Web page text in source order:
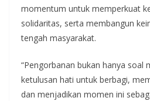
momentum untuk memperkuat
solidaritas, serta membangun
tengah masyarakat.
“Pengorbanan bukan hanya soal
ketulusan hati untuk berbagi,
dan menjadikan momen ini